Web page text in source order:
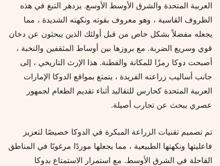
العربية المتحدة والشرق الأوسط الأوسع. يزدهر التبغ في هذه
الظروف القاسية ، وهو معروف بقوته ونكهته الشديدة ، مما
يجعله مفضلاً بشكل خاص من قبل أولئك الذين يبحثون عن دخان
قوي وسريع الضربة. مع بروزها بين أوساط المثقفين والنخبة ،
أصبحت دوكا رمزًا للمكانة والفطنة. هذا الإرث التاريخي ، إلى
جانب أساليب زراعته الفريدة ، يتمتع بمواقع الدوكا الإمارات
العربية المتحدة كحارس للتقاليد أثناء تقديم الطعام لجمهور
عصري يبحث عن تجارب أصيلة.
تم تصميم تقنيات الزراعة المبكرة في الدوكا خصيصًا لتعزيز
فاعليتها ونكهتها الطبيعية ، مما يجعلها موردًا مرغوبًا في المناطق
القاحلة في الشرق الأوسط. مع استمرار الاستمتاع بدوكا